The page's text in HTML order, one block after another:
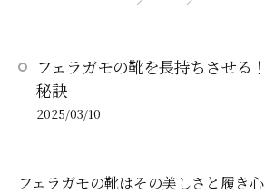
フェラガモの靴を長持ちさせる
秘訣
2025/03/10
フェラガモの靴はその美しさと履き